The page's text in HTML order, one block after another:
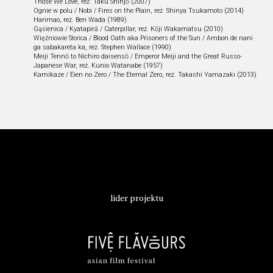
Those We Love, reż. Taku Shinjō (2007)
Ognie w polu / Nobi / Fires on the Plain, reż. Shinya Tsukamoto (2014)
Harimao, reż. Ben Wada (1989)
Gąsienica / Kyatapirā / Caterpillar, reż. Kōji Wakamatsu (2010)
Więźniowie Słońca / Blood Oath aka Prisoners of the Sun / Ambon de nani
ga sabakareta ka, reż. Stephen Wallace (1990)
Meiji Tennō to Nichiro daisensō / Emperor Meiji and the Great Russo-
Japanese War, reż. Kunio Watanabe (1957)
Kamikaze / Eien no Zero / The Eternal Zero, reż. Takashi Yamazaki (2013)
lider projektu